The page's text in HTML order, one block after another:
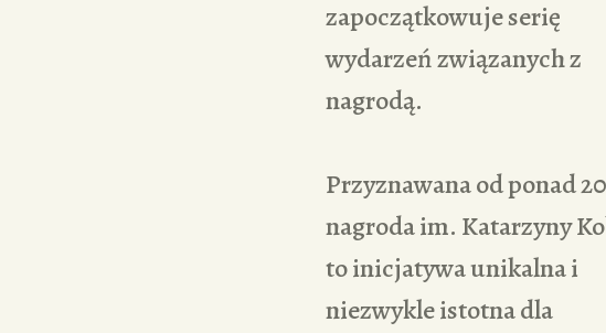
zapoczątkowuje serię
wydarzeń związanych z
nagrodą.
Przyznawana od ponad
nagroda im. Katarzyny
to inicjatywa unikalna i
niezwykle istotna dla